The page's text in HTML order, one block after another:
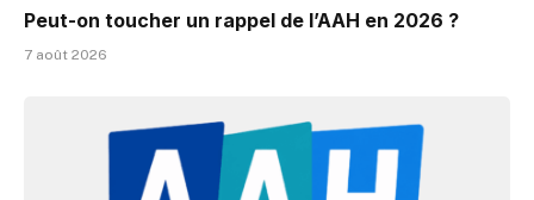
Peut-on toucher un rappel de l’AAH en 2026 ?
7 août 2026